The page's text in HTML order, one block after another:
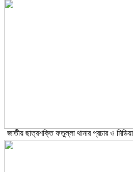
জাতীয় ছাত্রশক্তি ফতুল্লা থানার প্রচার ও